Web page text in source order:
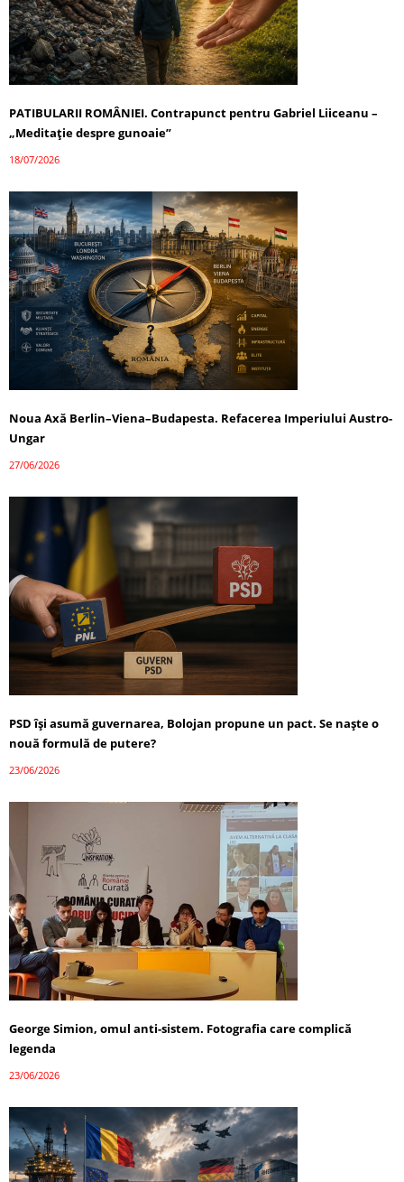
PATIBULARII ROMÂNIEI. Contrapunct pentru Gabriel Liiceanu –
„Meditație despre gunoaie”
18/07/2026
Noua Axă Berlin–Viena–Budapesta. Refacerea Imperiului Austro-
Ungar
27/06/2026
PSD își asumă guvernarea, Bolojan propune un pact. Se naște o
nouă formulă de putere?
23/06/2026
George Simion, omul anti-sistem. Fotografia care complică
legenda
23/06/2026